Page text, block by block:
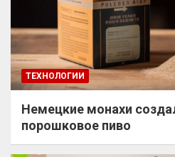
ТЕХНОЛОГИИ
Немецкие монахи
порошковое пиво